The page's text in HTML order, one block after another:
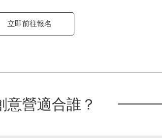
立即前往報名
意營適合誰？